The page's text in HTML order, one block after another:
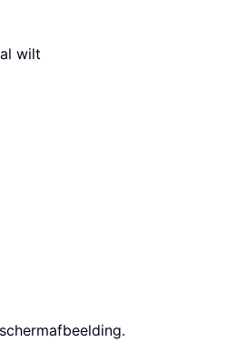
wilt